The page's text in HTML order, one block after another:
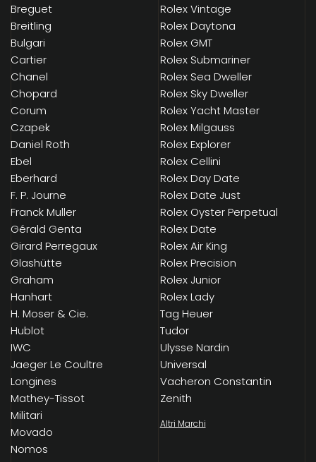
Breguet
Breitling
Bulgari
Cartier
Chanel
Chopard
Corum
Czapek
Daniel Roth
Ebel
Eberhard
F. P. Journe
Franck Muller
Gérald Genta
Girard Perregaux
Glashütte
Graham
Hanhart
H. Moser & Cie.
Hublot
IWC
Jaeger Le Coultre
Longines
Mathey-Tissot
Militari
Movado
Nomos
Rolex Vintage
Rolex Daytona
Rolex GMT
Rolex Submariner
Rolex Sea Dweller
Rolex Sky Dweller
Rolex Yacht Master
Rolex Milgauss
Rolex Explorer
Rolex Cellini
Rolex Day Date
Rolex Date Just
Rolex Oyster Perpetual
Rolex Date
Rolex Air King
Rolex Precision
Rolex Junior
Rolex Lady
Tag Heuer
Tudor
Ulysse Nardin
Universal
Vacheron Constantin
Zenith
Altri Marchi